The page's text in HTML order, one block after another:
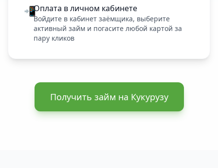
📲Оплата в личном кабинете
Войдите в кабинет заёмщика, выберите
активный займ и погасите любой картой за
пару кликов
Получить займ на Кукурузу